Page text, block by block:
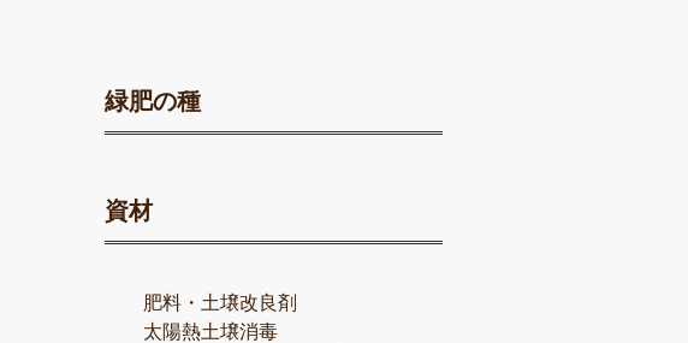
緑肥の種
資材
肥料・土壌改良剤
太陽熱土壌消毒